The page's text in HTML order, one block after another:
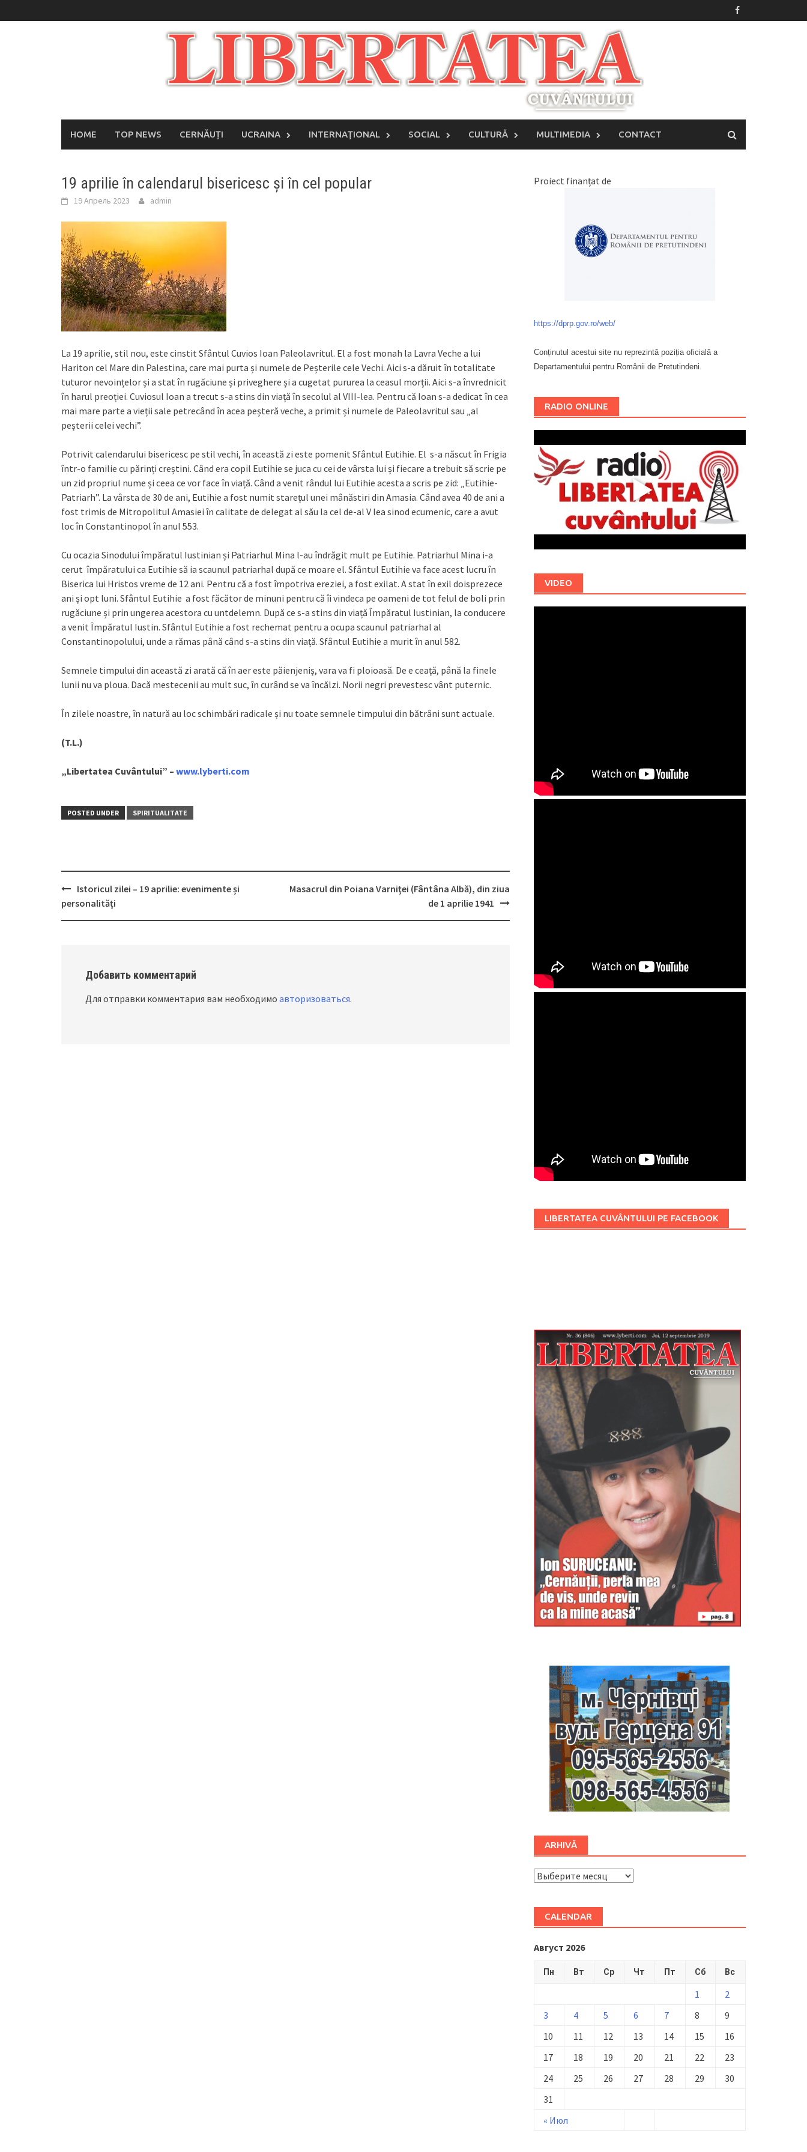
to
HOME TOP NEWS CERNĂUȚI UCRAINA INTERNAŢIONAL SOCIAL CULTURĂ MULTIMEDIA CONTACT
19 aprilie în calendarul bisericesc și în cel popular
19 Апрель 2023 admin
La 19 aprilie, stil nou, este cinstit Sfântul Cuvios Ioan Paleolavritul. El a fost monah la Lavra Veche a lui
Hariton cel Mare din Palestina, care mai purta și numele de Peșterile cele Vechi. Aici s-a dăruit în totalitate
tuturor nevoințelor și a stat în rugăciune și priveghere și a cugetat pururea la ceasul morții. Aici s-a învrednicit
în harul preoției. Cuviosul Ioan a trecut s-a stins din viață în secolul al VIII-lea. Pentru că Ioan s-a dedicat în cea
mai mare parte a vieții sale petrecând în acea peșteră veche, a primit și numele de Paleolavritul sau „al
peșterii celei vechi”.
Potrivit calendarului bisericesc pe stil vechi, în această zi este pomenit Sfântul Eutihie. El s-a născut în Frigia
într-o familie cu părinți creștini. Când era copil Eutihie se juca cu cei de vârsta lui și fiecare a trebuit să scrie pe
un zid propriul nume și ceea ce vor face în viață. Când a venit rândul lui Eutihie acesta a scris pe zid: „Eutihie-
Patriarh”. La vârsta de 30 de ani, Eutihie a fost numit starețul unei mânăstiri din Amasia. Când avea 40 de ani a
fost trimis de Mitropolitul Amasiei în calitate de delegat al său la cel de-al V lea sinod ecumenic, care a avut
loc în Constantinopol în anul 553.
Cu ocazia Sinodului împăratul Iustinian și Patriarhul Mina l-au îndrăgit mult pe Eutihie. Patriarhul Mina i-a
cerut împăratului ca Eutihie să ia scaunul patriarhal după ce moare el. Sfântul Eutihie va face acest lucru în
Biserica lui Hristos vreme de 12 ani. Pentru că a fost împotriva ereziei, a fost exilat. A stat în exil doisprezece
ani și opt luni. Sfântul Eutihie a fost făcător de minuni pentru că îi vindeca pe oameni de tot felul de boli prin
rugăciune și prin ungerea acestora cu untdelemn. După ce s-a stins din viață Împăratul Iustinian, la conducere
a venit Împăratul Iustin. Sfântul Eutihie a fost rechemat pentru a ocupa scaunul patriarhal al
Constantinopolului, unde a rămas până când s-a stins din viață. Sfântul Eutihie a murit în anul 582.
Semnele timpului din această zi arată că în aer este păienjeniș, vara va fi ploioasă. De e ceață, până la finele
lunii nu va ploua. Dacă mestecenii au mult suc, în curând se va încălzi. Norii negri prevestesc vânt puternic.
În zilele noastre, în natură au loc schimbări radicale și nu toate semnele timpului din bătrâni sunt actuale.
(T.L.)
„Libertatea Cuvântului” – www.lyberti.com
POSTED UNDER SPIRITUALITATE
Post
navigation
Istoricul zilei – 19 aprilie: evenimente și
personalități
Masacrul din Poiana Varniţei (Fântâna Albă), din ziua
de 1 aprilie 1941
Добавить комментарий
Для отправки комментария вам необходимо авторизоваться.
Proiect finanțat de
https://dprp.gov.ro/web/
Conținutul acestui site nu reprezintă poziția oficială a
Departamentului pentru Românii de Pretutindeni.
RADIO ONLINE
VIDEO
LIBERTATEA CUVÂNTULUI PE FACEBOOK
ARHIVĂ
ARHIVĂ
CALENDAR
Август 2026
Пн Вт Ср Чт Пт Сб Вс
« Июл
1
2
3
4 5 6 7 8
9
10
11 12 13 14 15
16
17
18 19 20 21 22
23
24
25 26 27 28 29
30
31